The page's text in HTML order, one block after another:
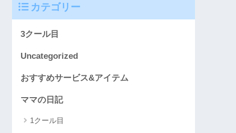
カテゴリー
3クール目
Uncategorized
おすすめサービス&アイテム
ママの日記
1クール目